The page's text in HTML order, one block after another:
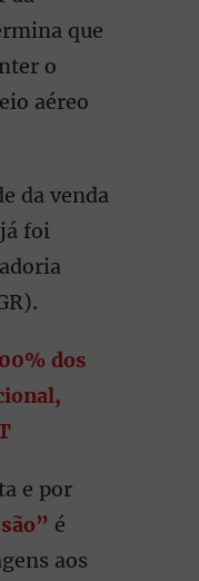
que
o
aéreo
da venda
foi
dos
e por
é
aos